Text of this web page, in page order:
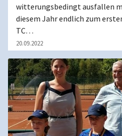
witterungsbedingt ausfallen
diesem Jahr endlich zum
TC…
20.09.2022